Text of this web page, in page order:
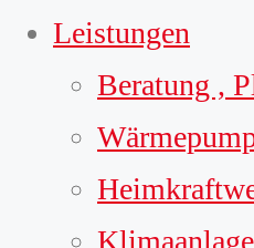
Leistungen
Beratung ,